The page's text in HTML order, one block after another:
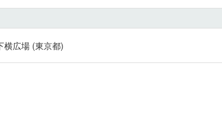
横広場 (東京都)